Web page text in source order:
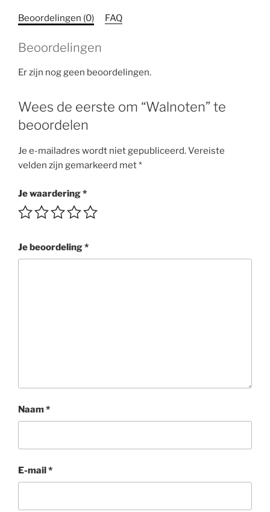
Beoordelingen (0) FAQ
Beoordelingen
Er zijn nog geen beoordelingen.
Wees de eerste om “Walnoten” te
beoordelen
Je e-mailadres wordt niet gepubliceerd.Vereiste
velden zijn gemarkeerd met*
Je waardering*
Je beoordeling*
Naam*
E-mail*